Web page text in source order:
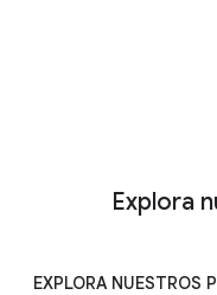
Explora
EXPLORA NUESTROS